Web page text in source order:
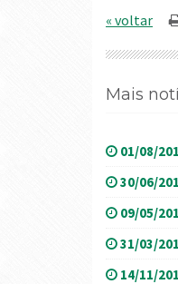
« voltar
Mais
01/08/
30/06/
09/05/
31/03/
14/11/